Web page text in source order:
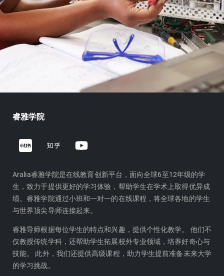
睿雅学院
h
h
u
Y
o
t
u
b
e
Aralia睿雅学院是在线教育创新平台，面向全球6至12年级的学
生，致力于提供更好的学习体验，帮助学生在学术上取得优异成
绩。睿雅学院通过小班和一对一的在线课程，将全球各地的学生
与世界顶尖导师连接起来。
睿雅导师根据每位学生的特点和兴趣，提供个性化教学。 他们不
仅教授传统学科，还帮助学生拓展校外专业领域，培养好奇心与
技能。 此外，我们还提供高级课程，助力学生提前准备未来大学
的学习挑战。